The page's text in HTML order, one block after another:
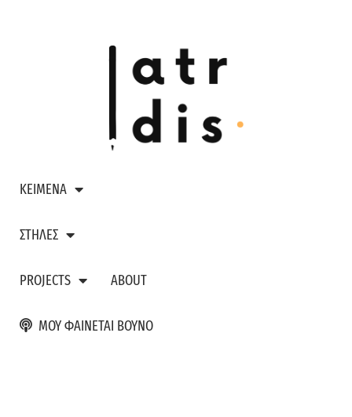
ΚΕΙΜΕΝΑ
ΣΤΗΛΕΣ
PROJECTS ABOUT
ΜΟΥ ΦΑΙΝΕΤΑΙ ΒΟΥΝΟ